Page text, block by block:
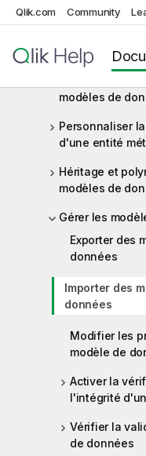
Qlik.com Community
Modèles de
Configurer un
modèles de
Personnaliser
d'une entité
Héritage et
modèles de
Gérer les
Exporter des
données
Importer des
données
Modifier les
modèle de
Activer la
l'intégrité
Vérifier la
de données